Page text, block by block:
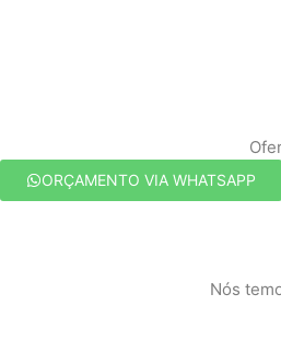
ORÇAMENTO VIA WHATSAPP
Nós